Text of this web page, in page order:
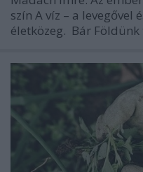
szín A víz – a levegővel
életközeg. Bár